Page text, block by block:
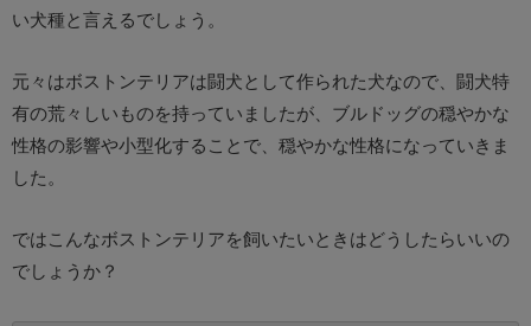
い犬種と言えるでしょう。
元々はボストンテリアは闘犬として作られた犬なので、闘犬特
有の荒々しいものを持っていましたが、ブルドッグの穏やかな
性格の影響や小型化することで、穏やかな性格になっていきま
した。
ではこんなボストンテリアを飼いたいときはどうしたらいいの
でしょうか？